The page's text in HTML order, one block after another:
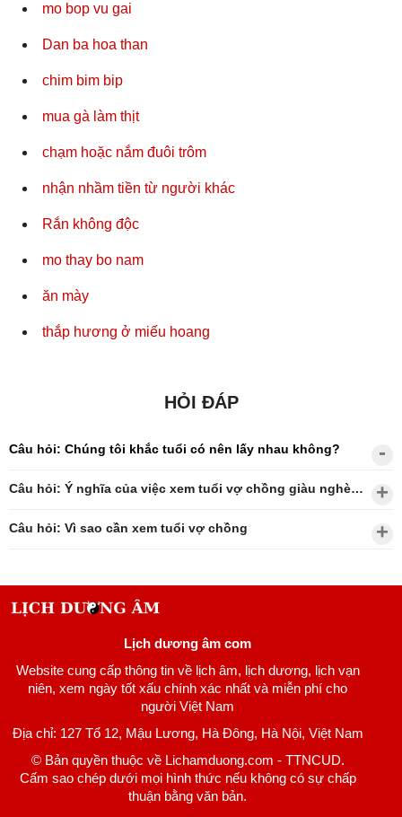
mo bop vu gai
Dan ba hoa than
chim bim bip
mua gà làm thịt
chạm hoặc nắm đuôi trôm
nhận nhầm tiền từ người khác
Rắn không độc
mo thay bo nam
ăn mày
thắp hương ở miếu hoang
HỎI ĐÁP
Câu hỏi: Chúng tôi khắc tuổi có nên lấy nhau không?
Câu hỏi: Ý nghĩa của việc xem tuổi vợ chồng giàu nghèo?
Câu hỏi: Vì sao cần xem tuổi vợ chồng
Lịch dương âm com
Website cung cấp thông tin về lịch âm, lịch dương, lịch vạn
niên, xem ngày tốt xấu chính xác nhất và miễn phí cho
người Việt Nam
Địa chỉ: 127 Tổ 12, Mậu Lương, Hà Đông, Hà Nội, Việt Nam
© Bản quyền thuộc về Lichamduong.com - TTNCUD.
Cấm sao chép dưới mọi hình thức nếu không có sự chấp
thuận bằng văn bản.